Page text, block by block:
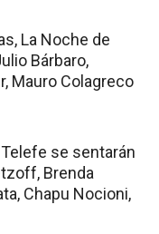
La Noche de
Bárbaro,
Mauro Colagreco
se sentarán
Brenda
Chapu Nocioni,